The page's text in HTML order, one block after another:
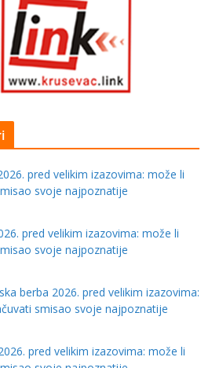
pred velikim izazovima: može li
svoje najpoznatije
pred velikim izazovima: može li
svoje najpoznatije
berba 2026. pred velikim izazovima:
smisao svoje najpoznatije
pred velikim izazovima: može li